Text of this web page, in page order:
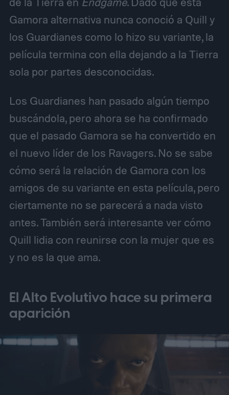
Gamora alternativa nunca conoció a Quill y
los Guardianes como lo hizo su variante, la
película termina con ella dejando a la Tierra
sola por partes desconocidas.
Los Guardianes han pasado algún tiempo
buscándola, pero ahora se ha confirmado
que el pasado Gamora se ha convertido en
el nuevo líder de los Ravagers. No se sabe
cómo será la relación de Gamora con los
amigos de su variante en esta película, pero
ciertamente no se parecerá a nada visto
antes. También será interesante ver cómo
Quill lidia con reunirse con la mujer que es
y no es la que ama.
El Alto Evolutivo hace su primera
aparición